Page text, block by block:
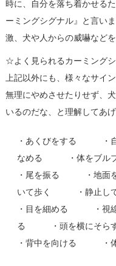
時に、自分を落ち着かせる
ーミングシグナル』と言い
激、犬や人からの威嚇など
☆よく見られるカーミング
上記以外にも、様々なサイ
無理にやめさせたりせず、
いるのだな、と理解してあげ
・あくびをする ・
なめる ・体をブルブ
・尾を振る ・地面
いて歩く ・静止して
・目を細める ・視
る ・頭を横にそ
・背中を向ける ・体